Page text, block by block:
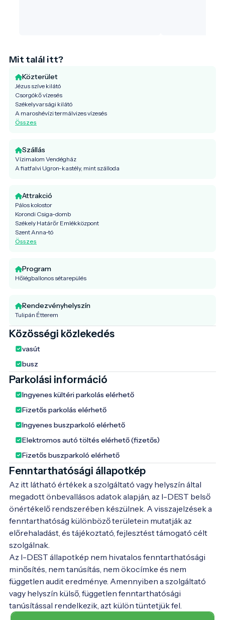
Mit talál itt?
Közterület
Jézus szíve kilátó
Csorgókő vízesés
Székelyvarsági kilátó
A maroshévízi termálvizes vízesés
Összes
Szállás
Vízimalom Vendégház
A fiatfalvi Ugron-kastély, mint szálloda
Attrakció
Pálos kolostor
Korondi Csiga-domb
Székely Határőr Emlékközpont
Szent Anna-tó
Összes
Program
Hőlégballonos sétarepülés
Rendezvényhelyszín
Tulipán Étterem
Közösségi közlekedés
vasút
busz
Parkolási információ
Ingyenes kültéri parkolás elérhető
Fizetős parkolás elérhető
Ingyenes buszparkoló elérhető
Elektromos autó töltés elérhető (fizetős)
Fizetős buszparkoló elérhető
Fenntarthatósági állapotkép
Az itt látható értékek a szolgáltató vagy helyszín által
megadott önbevallásos adatok alapján, az I-DEST belső
önértékelő rendszerében készülnek. A visszajelzések a
fenntarthatóság különböző területein mutatják az
előrehaladást, és tájékoztató, fejlesztést támogató célt
szolgálnak.
Az I-DEST állapotkép nem hivatalos fenntarthatósági
minősítés, nem tanúsítás, nem ökocímke és nem
független audit eredménye. Amennyiben a szolgáltató
vagy helyszín külső, független fenntarthatósági
tanúsítással rendelkezik, azt külön tüntetjük fel.